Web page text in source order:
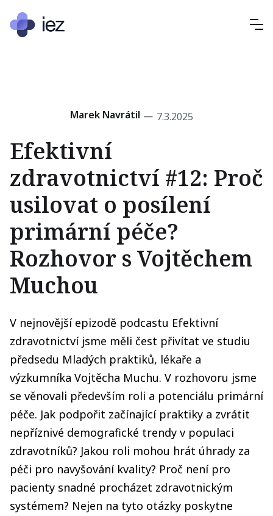
Marek Navrátil — 7.3.2025
Efektivní
zdravotnictví #12: Proč
usilovat o posílení
primární péče?
Rozhovor s Vojtěchem
Muchou
V nejnovější epizodě podcastu Efektivní
zdravotnictví jsme měli čest přivítat ve studiu
předsedu Mladých praktiků, lékaře a
výzkumníka Vojtěcha Muchu. V rozhovoru jsme
se věnovali především roli a potenciálu primární
péče. Jak podpořit začínající praktiky a zvrátit
nepříznivé demografické trendy v populaci
zdravotníků? Jakou roli mohou hrát úhrady za
péči pro navyšování kvality? Proč není pro
pacienty snadné procházet zdravotnickým
systémem? Nejen na tyto otázky poskytne